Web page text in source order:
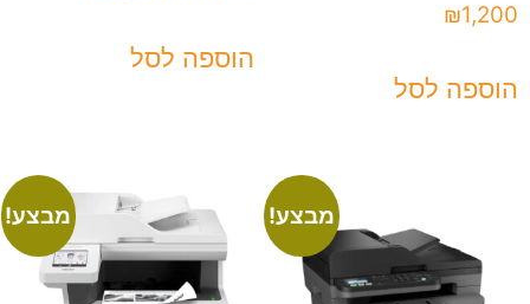
₪1,200
הוספה לסל
הוספה לסל
מבצע! מבצע!